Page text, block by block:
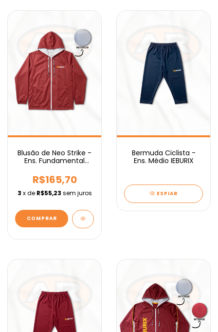
Blusão de Neo Strike -
Ens. Fundamental
R$165,70
3 x de R$55,23 sem juros
COMPRAR
Bermuda Ciclista -
Ens. Médio IEBURIX
ESPIAR